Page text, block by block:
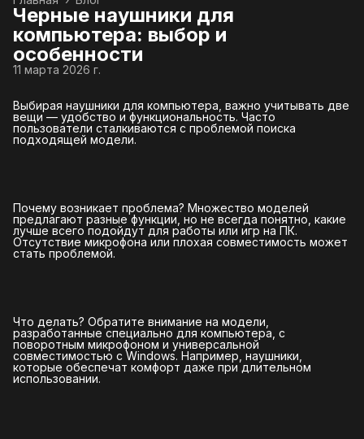
Черные наушники для
компьютера: выбор и
особенности
11 марта 2026 г.
Выбирая наушники для компьютера, важно учитывать две
вещи — удобство и функциональность. Часто
пользователи сталкиваются с проблемой поиска
подходящей модели.
Почему возникает проблема? Множество моделей
предлагают разные функции, но не всегда понятно, какие
лучше всего подойдут для работы или игр на ПК.
Отсутствие микрофона или плохая совместимость может
стать проблемой.
Что делать? Обратите внимание на модели,
разработанные специально для компьютера, с
поворотным микрофоном и универсальной
совместимостью с Windows. Например, наушники,
которые обеспечат комфорт даже при длительном
использовании.